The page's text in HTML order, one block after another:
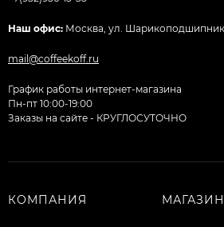
Наш офис: Москва, ул.
mail@coffeekoff.ru
График работы интернет-магазина
Пн-пт 10:00-19:00
Заказы на сайте - КРУГЛОСУТОЧНО
КОМПАНИЯ МАГАЗИН